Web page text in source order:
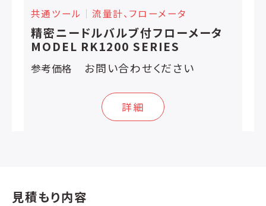
共通ツール │流量計、フローメータ
精密ニードルバルブ付フローメータ
MODEL RK1200 SERIES
参考価格 お問い合わせください
詳細
見積もり内容